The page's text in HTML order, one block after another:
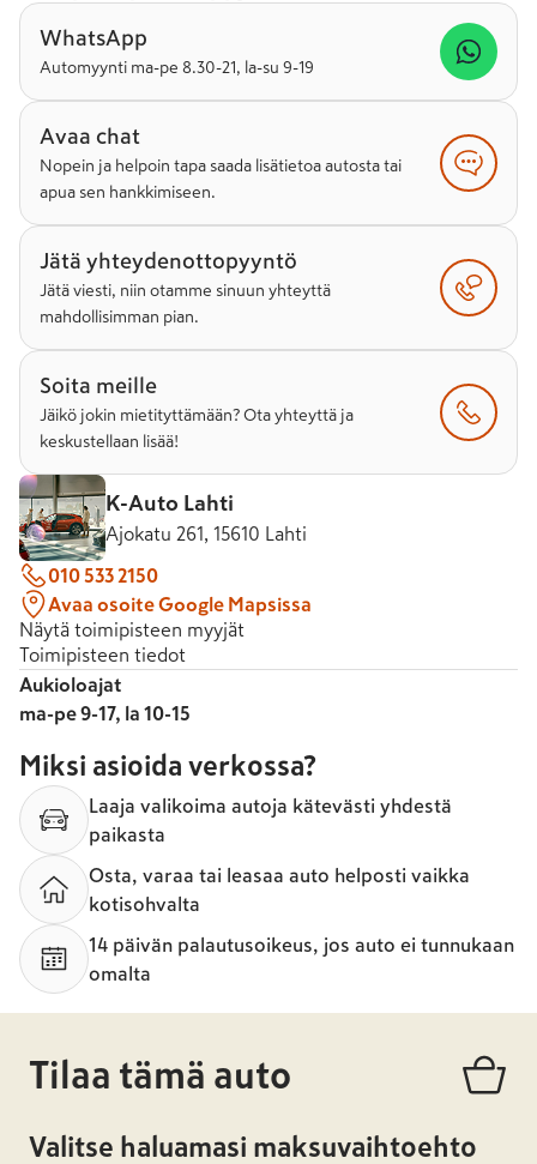
WhatsApp
Automyynti ma-pe 8.30-21, la-su 9-19
Avaa chat
Nopein ja helpoin tapa saada lisätietoa autosta tai
apua sen hankkimiseen.
Jätä yhteydenottopyyntö
Jätä viesti, niin otamme sinuun yhteyttä
mahdollisimman pian.
Soita meille
Jäikö jokin mietityttämään? Ota yhteyttä ja
keskustellaan lisää!
K-Auto Lahti
Ajokatu 261, 15610 Lahti
010 533 2150
Avaa osoite Google Mapsissa
Näytä toimipisteen myyjät
Toimipisteen tiedot
Aukioloajat
ma-pe 9-17, la 10-15
Miksi asioida verkossa?
Laaja valikoima autoja kätevästi yhdestä
paikasta
Osta, varaa tai leasaa auto helposti vaikka
kotisohvalta
14 päivän palautusoikeus, jos auto ei tunnukaan
omalta
Tilaa tämä auto
Valitse haluamasi maksuvaihtoehto